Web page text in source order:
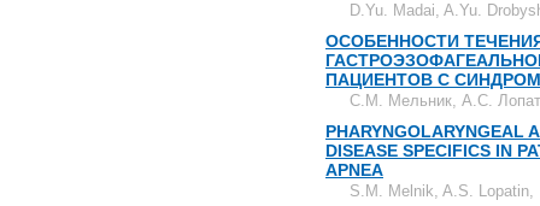
D.Yu. Madai, A.Yu.
ОСОБЕННОСТИ
ПАЦИЕНТОВ С
С.М. Мельник, А.С.
PHARYNGOLARYNGEAL
DISEASE SPECIFICS IN
APNEA
S.M. Melnik, A.S. Lopatin,